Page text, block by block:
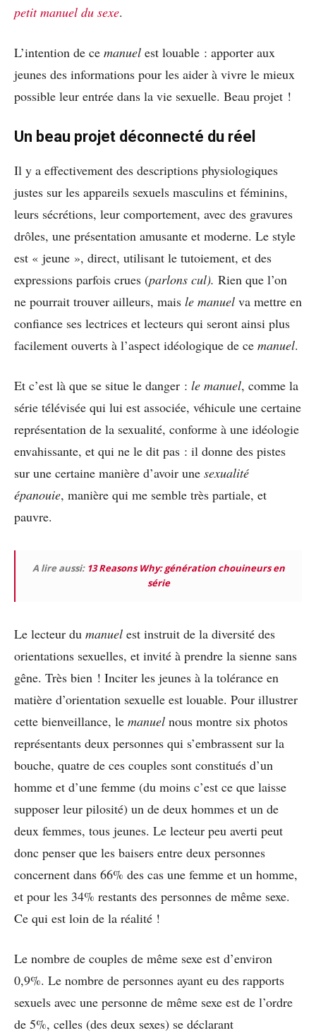
petit manuel du sexe.
L’intention de ce manuel est louable : apporter aux
jeunes des informations pour les aider à vivre le mieux
possible leur entrée dans la vie sexuelle. Beau projet !
Un beau projet déconnecté du réel
Il y a effectivement des descriptions physiologiques
justes sur les appareils sexuels masculins et féminins,
leurs sécrétions, leur comportement, avec des gravures
drôles, une présentation amusante et moderne. Le style
est « jeune », direct, utilisant le tutoiement, et des
expressions parfois crues (parlons cul). Rien que l’on
ne pourrait trouver ailleurs, mais le manuel va mettre en
confiance ses lectrices et lecteurs qui seront ainsi plus
facilement ouverts à l’aspect idéologique de ce manuel.
Et c’est là que se situe le danger : le manuel, comme la
série télévisée qui lui est associée, véhicule une certaine
représentation de la sexualité, conforme à une idéologie
envahissante, et qui ne le dit pas : il donne des pistes
sur une certaine manière d’avoir une sexualité
épanouie, manière qui me semble très partiale, et
pauvre.
A lire aussi: 13 Reasons Why: génération chouineurs en
série
Le lecteur du manuel est instruit de la diversité des
orientations sexuelles, et invité à prendre la sienne sans
gêne. Très bien ! Inciter les jeunes à la tolérance en
matière d’orientation sexuelle est louable. Pour illustrer
cette bienveillance, le manuel nous montre six photos
représentants deux personnes qui s’embrassent sur la
bouche, quatre de ces couples sont constitués d’un
homme et d’une femme (du moins c’est ce que laisse
supposer leur pilosité) un de deux hommes et un de
deux femmes, tous jeunes. Le lecteur peu averti peut
donc penser que les baisers entre deux personnes
concernent dans 66% des cas une femme et un homme,
et pour les 34% restants des personnes de même sexe.
Ce qui est loin de la réalité !
Le nombre de couples de même sexe est d’environ
0,9%. Le nombre de personnes ayant eu des rapports
sexuels avec une personne de même sexe est de l’ordre
de 5%, celles (des deux sexes) se déclarant